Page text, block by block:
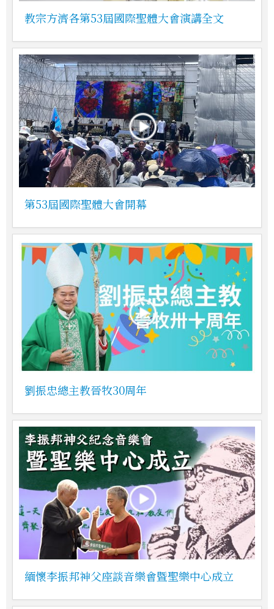
教宗方濟各第53屆國際聖體大會演講全文
第53屆國際聖體大會開幕
劉振忠總主教晉牧30周年
緬懷李振邦神父座談音樂會暨聖樂中心成立